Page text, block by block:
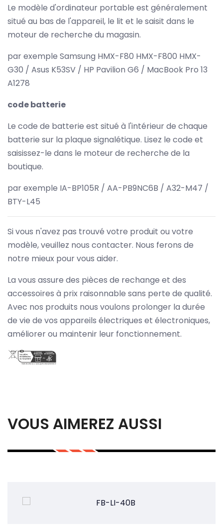
Le modèle d'ordinateur portable est généralement
situé au bas de l'appareil, le lit et le saisit dans le
moteur de recherche du magasin.
par exemple Samsung HMX-F80 HMX-F800 HMX-
G30 / Asus K53SV / HP Pavilion G6 / MacBook Pro 13
A1278
code batterie
Le code de batterie est situé à l'intérieur de chaque
batterie sur la plaque signalétique. Lisez le code et
saisissez-le dans le moteur de recherche de la
boutique.
par exemple IA-BP105R / AA-PB9NC6B / A32-M47 /
BTY-L45
Si vous n'avez pas trouvé votre produit ou votre
modèle, veuillez nous contacter. Nous ferons de
notre mieux pour vous aider.
La vous assure des pièces de rechange et des
accessoires à prix raisonnable sans perte de qualité.
Avec nos produits nous voulons prolonger la durée
de vie de vos appareils électriques et électroniques,
améliorer ou maintenir leur fonctionnement.
VOUS AIMEREZ AUSSI